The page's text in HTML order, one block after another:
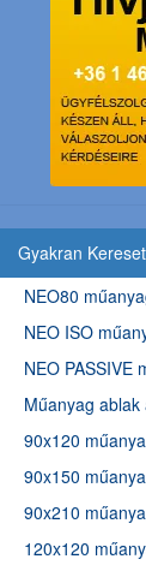
Gyakran
NEO80
NEO ISO
NEO PASSIVE
Műanyag ablak
90x120
90x150
90x210
120x120